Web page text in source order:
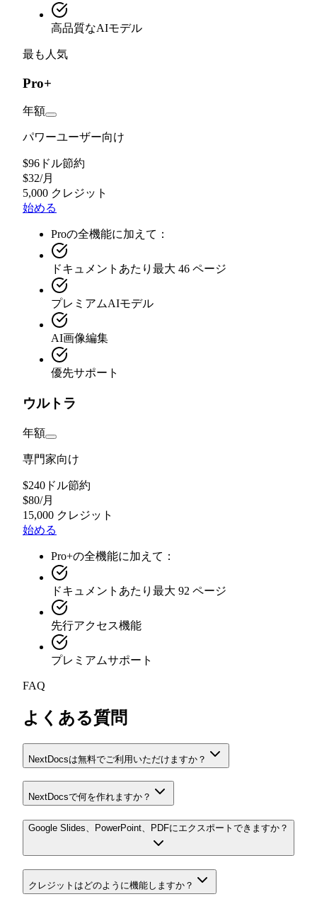
高品質なAIモデル
最も人気
Pro+
年額
パワーユーザー向け
$96ドル節約
$32/月
5,000 クレジット
始める
Proの全機能に加えて：
ドキュメントあたり最大 46 ページ
プレミアムAIモデル
AI画像編集
優先サポート
ウルトラ
年額
専門家向け
$240ドル節約
$80/月
15,000 クレジット
始める
Pro+の全機能に加えて：
ドキュメントあたり最大 92 ページ
先行アクセス機能
プレミアムサポート
FAQ
よくある質問
NextDocsは無料でご利用いただけますか？
NextDocsで何を作れますか？
Google Slides、PowerPoint、PDFにエクスポートできますか？
クレジットはどのように機能しますか？